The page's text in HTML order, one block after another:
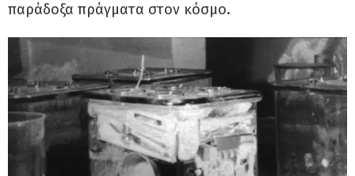
παράδοξα πράγματα στον κόσμο.